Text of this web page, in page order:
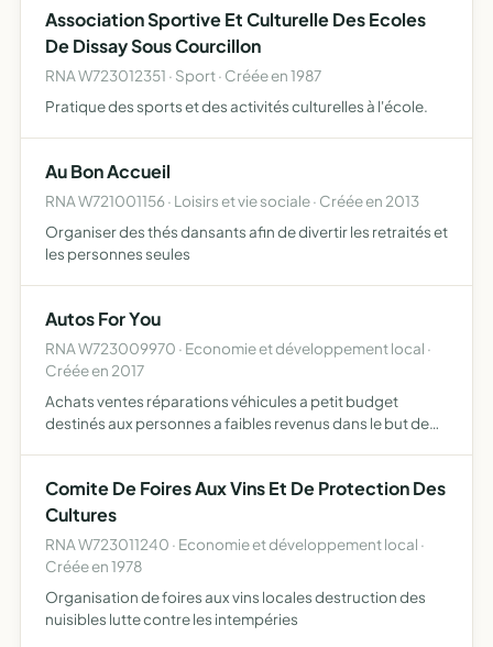
Association Sportive Et Culturelle Des Ecoles
De Dissay Sous Courcillon
RNA W723012351 · Sport · Créée en 1987
Pratique des sports et des activités culturelles à l'école.
Au Bon Accueil
RNA W721001156 · Loisirs et vie sociale · Créée en 2013
Organiser des thés dansants afin de divertir les retraités et
les personnes seules
Autos For You
RNA W723009970 · Economie et développement local ·
Créée en 2017
Achats ventes réparations véhicules a petit budget
destinés aux personnes a faibles revenus dans le but de
Comite De Foires Aux Vins Et De Protection Des
Cultures
RNA W723011240 · Economie et développement local ·
Créée en 1978
Organisation de foires aux vins locales destruction des
nuisibles lutte contre les intempéries